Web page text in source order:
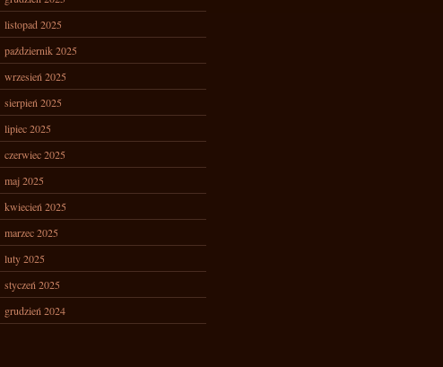
listopad 2025
październik 2025
wrzesień 2025
sierpień 2025
lipiec 2025
czerwiec 2025
maj 2025
kwiecień 2025
marzec 2025
luty 2025
styczeń 2025
grudzień 2024